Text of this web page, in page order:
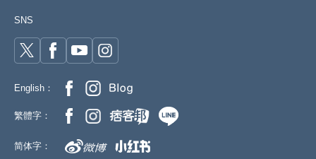
SNS
English：
繁體字：
简体字：